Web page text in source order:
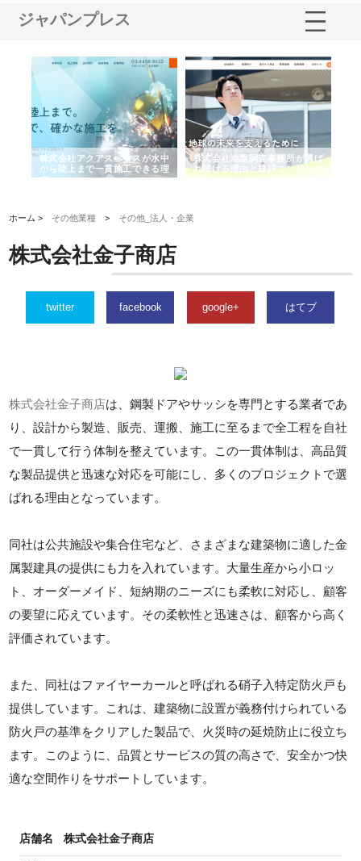
ジャパンプレス
株式会社アクアスペースが水中
から陸上まで一貫施工できる理
由
株式会社地盤調査事務所が選ば
れ続ける理由と建設コンサルの
強み
ホーム > その他業種 > その他_法人・企業
株式会社金子商店
twitter facebook google+ はてブ
株式会社金子商店は、鋼製ドアやサッシを専門とする業者であ
り、設計から製造、販売、運搬、施工に至るまで全工程を自社
で一貫して行う体制を整えています。この一貫体制は、高品質
な製品提供と迅速な対応を可能にし、多くのプロジェクトで選
ばれる理由となっています。
同社は公共施設や集合住宅など、さまざまな建築物に適した金
属製建具の提供にも力を入れています。大量生産から小ロッ
ト、オーダーメイド、短納期のニーズにも柔軟に対応し、顧客
の要望に応えています。その柔軟性と迅速さは、顧客から高く
評価されています。
また、同社はファイヤーカールと呼ばれる硝子入特定防火戸も
提供しています。これは、建築物に設置が義務付けられている
防火戸の基準をクリアした製品で、火災時の延焼防止に役立ち
ます。このように、品質とサービスの質の高さで、安全かつ快
適な空間作りをサポートしています。
店舗名 株式会社金子商店